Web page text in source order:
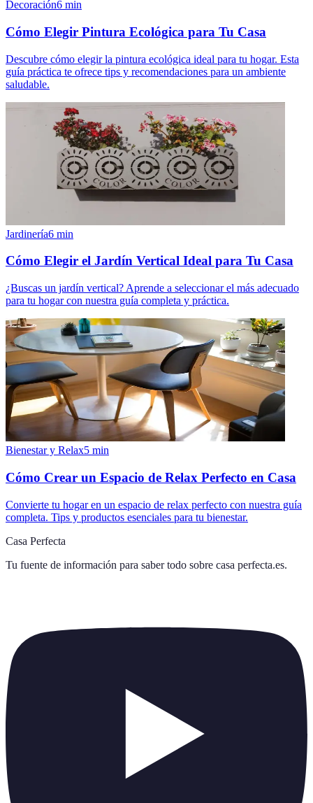
Decoración6 min
Cómo Elegir Pintura Ecológica para Tu Casa
Descubre cómo elegir la pintura ecológica ideal para tu hogar. Esta
guía práctica te ofrece tips y recomendaciones para un ambiente
saludable.
Jardinería6 min
Cómo Elegir el Jardín Vertical Ideal para Tu Casa
¿Buscas un jardín vertical? Aprende a seleccionar el más adecuado
para tu hogar con nuestra guía completa y práctica.
Bienestar y Relax5 min
Cómo Crear un Espacio de Relax Perfecto en Casa
Convierte tu hogar en un espacio de relax perfecto con nuestra guía
completa. Tips y productos esenciales para tu bienestar.
Casa Perfecta
Tu fuente de información para saber todo sobre casa perfecta.es.